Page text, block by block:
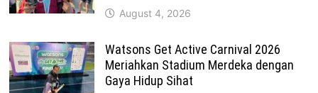
August 4, 2026
Watsons Get Active Carnival 2026
Meriahkan Stadium Merdeka dengan
Gaya Hidup Sihat